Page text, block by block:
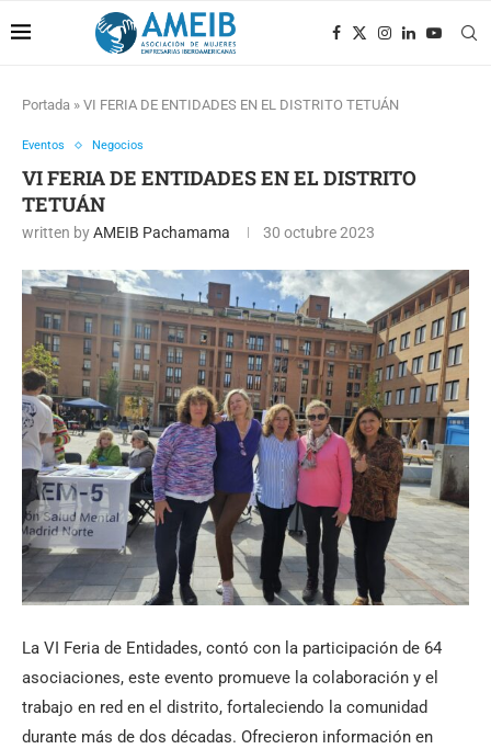
Portada » VI FERIA DE ENTIDADES EN EL DISTRITO TETUÁN
Eventos Negocios
VI FERIA DE ENTIDADES EN EL DISTRITO
TETUÁN
written byAMEIB Pachamama 30 octubre 2023
La VI Feria de Entidades, contó con la participación de 64
asociaciones, este evento promueve la colaboración y el
trabajo en red en el distrito, fortaleciendo la comunidad
durante más de dos décadas. Ofrecieron información en